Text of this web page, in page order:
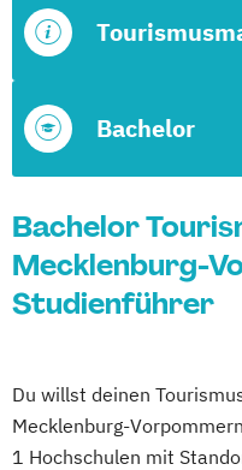
Bachelor
Bachelor
Mecklenburg-
Studienführer
Du willst deinen
Mecklenburg-
1 Hochschulen mit